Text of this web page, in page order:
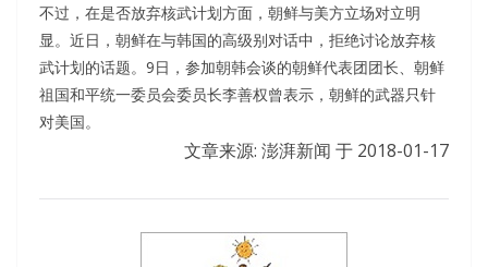
不过，在是否放弃核武计划方面，朝鲜与美方立场对立明
显。近日，朝鲜在与韩国的高级别对话中，拒绝讨论放弃核
武计划的话题。9日，参加朝韩会谈的朝鲜代表团团长、朝鲜
祖国和平统一委员会委员长李善权曾表示，朝鲜的武器只针
对美国。
文章来源: 澎湃新闻 于 2018-01-17